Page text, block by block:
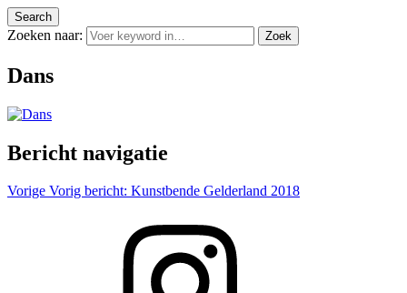
Search
Zoeken naar: Zoek
Dans
Bericht navigatie
Vorige Vorig bericht: Kunstbende Gelderland 2018